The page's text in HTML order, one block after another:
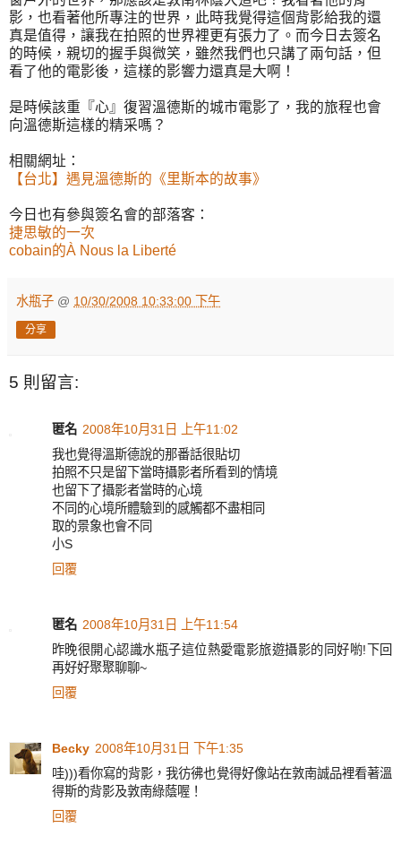
影，也看著他所專注的世界，此時我覺得這個背影給我的還
真是值得，讓我在拍照的世界裡更有張力了。而今日去簽名
的時候，親切的握手與微笑，雖然我們也只講了兩句話，但
看了他的電影後，這樣的影響力還真是大啊！
是時候該重『心』復習溫德斯的城市電影了，我的旅程也會
向溫德斯這樣的精采嗎？
相關網址：
【台北】遇見溫德斯的《里斯本的故事》
今日也有參與簽名會的部落客：
捷思敏的一次
cobain的À Nous la Liberté
水瓶子 @ 10/30/2008 10:33:00 下午
分享
5 則留言:
匿名 2008年10月31日 上午11:02
我也覺得溫斯德說的那番話很貼切
拍照不只是留下當時攝影者所看到的情境
也留下了攝影者當時的心境
不同的心境所體驗到的感觸都不盡相同
取的景象也會不同
小S
回覆
匿名 2008年10月31日 上午11:54
昨晚很開心認識水瓶子這位熱愛電影旅遊攝影的同好喲!下回
再好好聚聚聊聊~
回覆
Becky 2008年10月31日 下午1:35
哇)))看你寫的背影，我彷彿也覺得好像站在敦南誠品裡看著溫
得斯的背影及敦南綠蔭喔！
回覆